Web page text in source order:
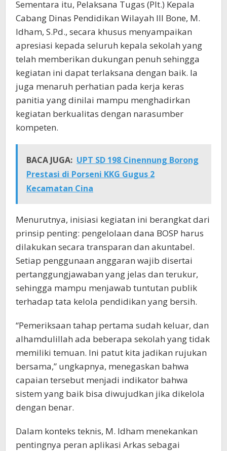
Sementara itu, Pelaksana Tugas (Plt.) Kepala
Cabang Dinas Pendidikan Wilayah III Bone, M.
Idham, S.Pd., secara khusus menyampaikan
apresiasi kepada seluruh kepala sekolah yang
telah memberikan dukungan penuh sehingga
kegiatan ini dapat terlaksana dengan baik. Ia
juga menaruh perhatian pada kerja keras
panitia yang dinilai mampu menghadirkan
kegiatan berkualitas dengan narasumber
kompeten.
BACA JUGA: UPT SD 198 Cinennung Borong
Prestasi di Porseni KKG Gugus 2
Kecamatan Cina
Menurutnya, inisiasi kegiatan ini berangkat dari
prinsip penting: pengelolaan dana BOSP harus
dilakukan secara transparan dan akuntabel.
Setiap penggunaan anggaran wajib disertai
pertanggungjawaban yang jelas dan terukur,
sehingga mampu menjawab tuntutan publik
terhadap tata kelola pendidikan yang bersih.
“Pemeriksaan tahap pertama sudah keluar, dan
alhamdulillah ada beberapa sekolah yang tidak
memiliki temuan. Ini patut kita jadikan rujukan
bersama,” ungkapnya, menegaskan bahwa
capaian tersebut menjadi indikator bahwa
sistem yang baik bisa diwujudkan jika dikelola
dengan benar.
Dalam konteks teknis, M. Idham menekankan
pentingnya peran aplikasi Arkas sebagai